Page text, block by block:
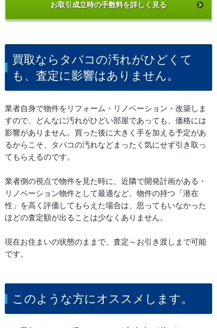
お取引成立時の手数料を詳しく見る
買取ならタバコの汚れがひどくて
も、査定に影響はありません。
業者自身で物件をリフォーム・リノベーション・改築しま
すので、どんなに汚れがひどい部屋であっても、価格には
影響がありません。買った後に大きく手を加える予定があ
るからこそ、タバコの汚れなどまったく気にせず引き取っ
てもらえるのです。
業者側の視点で物件を見た時に、近隣で開発計画がある・
リノベーション物件として最適など、物件の持つ「潜在
性」を高く評価してもらえた場合は、思ってもいなかった
ほどの査定額が出ることは少なくありません。
現在お住まいの状態のままで、査定～お引き渡しまで可能
です。
このような方にオススメします。